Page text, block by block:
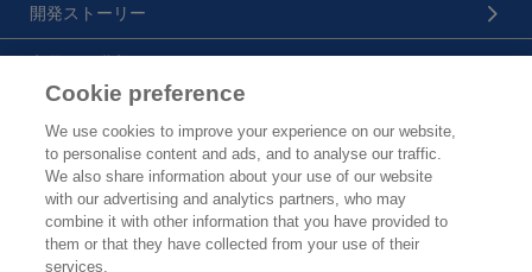
開発ストーリー
トップ
製品カタログ
企業情報
Cookie preference
We use cookies to improve your experience on our website,
to personalise content and ads, and to analyse our traffic.
We also share information about your use of our website
with our advertising and analytics partners, who may
combine it with other information that you have provided to
them or that they have collected from your use of their
services.